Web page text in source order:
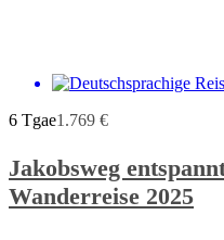
6 Tgae1.769 €
Jakobsweg
Wanderreise 2025